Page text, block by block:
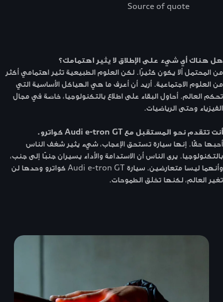
Source of quote
هل هناك أي شيء على الإطلاق لا يثير اهتمامك؟
من المحتمل ألا يكون كثيرًا. لكن العلوم الطبيعية تثير اهتمامي أكثر
من العلوم الاجتماعية. أريد أن أعرف ما هي الهياكل الأساسية التي
تحكم العالم. أحاول البقاء على اطلاع بالتكنولوجيا، خاصة في مجال
الفيزياء وحتى الرياضيات.
أنت تتقدم نحو المستقبل مع Audi e-tron GT كواترو.
أحبها حقًا. إنها سيارة تستحق الإعجاب، شيء يثير شغف الناس
بالتكنولوجيا. يرى الناس أن الاستدامة والأداء يسيران جنبًا إلى جنب،
وأنهما ليسا متعارضين. سيارة Audi e-tron GT كواترو وحدها لن
تغير العالم، لكنها تخلق الطموحات.